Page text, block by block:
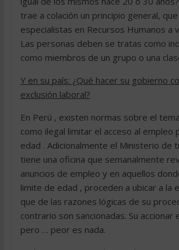
trae a colación un principio general,
especialistas en Recursos Humanos a
Las personas deben se tratas como
como miembros de un grupo o una
Y en su país: ¿Qué hacer su gobierno
exclusión laboral?
En Perú , existen normas sobre el
como ilegal limitar el acceso al empleo
edad . Adicionalmente el Ministerio de
tiene una oficina que semanalmente
anuncios de empleo y en aquellos
limite de edad , proceden a ubicar a la
que de las razones lógicas de su
contrario son sancionadas. Su accionar
pero … peor es nada.